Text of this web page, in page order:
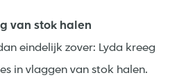
van stok halen
eindelijk zover: Lyda kreeg
in vlaggen van stok halen.